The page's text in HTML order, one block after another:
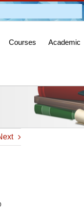
Courses Academic